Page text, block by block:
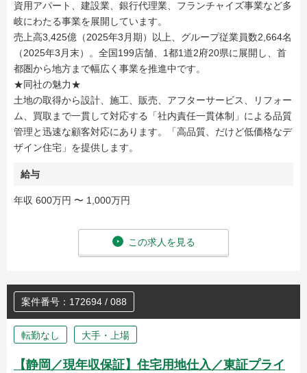
資用アパート、建設業、銀行代理業、フランチャイズ事業など多
岐にわたる事業を展開しています。
売上高3,425億（2025年3月期）以上、グループ従業員数2,664名
（2025年3月末）。全国199店舗、1都1道2府20県に展開し、首
都圏から地方まで幅広く事業を推進中です。
★同社の魅力★
土地の取得から設計、施工、販売、アフターサービス、リフォー
ム、買取まで一貫して対応する「社内責任一貫体制」による品質
管理と迅速な顧客対応にあります。「高品質、だけど低価格なデ
ザイン住宅」を提供します。
給与
年収 600万円 〜 1,000万円
この求人を見る
案件番号：172694 / 088
転勤なし 大手・上場
【静岡／現年収保証】住宅用地仕入／東証プライ